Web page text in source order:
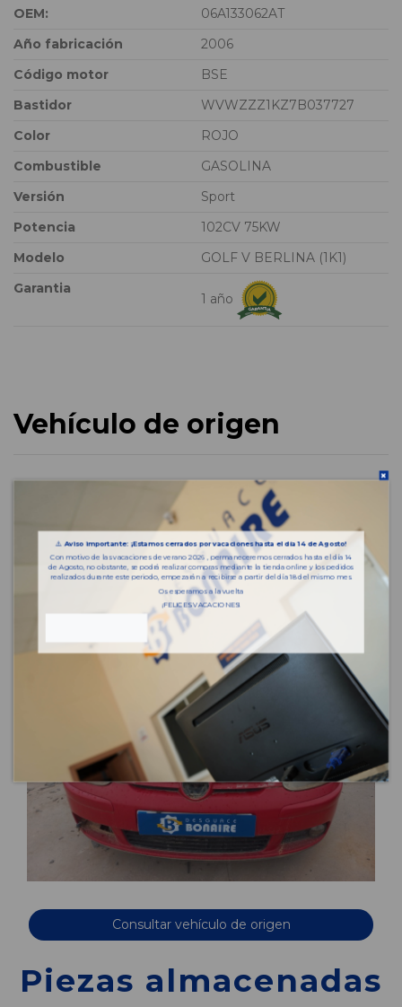
OEM:
06A133062AT
Año fabricación
2006
Código motor
BSE
Bastidor
WVWZZZ1KZ7B037727
Color
ROJO
Combustible
GASOLINA
Versión
Sport
Potencia
102CV 75KW
Modelo
GOLF V BERLINA (1K1)
Garantia
1 año
Vehículo de origen
Consultar vehículo de origen
Piezas almacenadas
⚠️ Aviso importante: ¡Estamos cerrados por vacaciones hasta el día 14 de Agosto!
Con motivo de las vacaciones de verano 2026 , permaneceremos cerrados hasta el día 14
de Agosto, no obstante, se podrá realizar compras mediante la tienda online y los pedidos
realizados durante este periodo, empezarán a recibirse a partir del día 18 del mismo mes.
Os esperamos a la vuelta
¡FELICES VACACIONES!